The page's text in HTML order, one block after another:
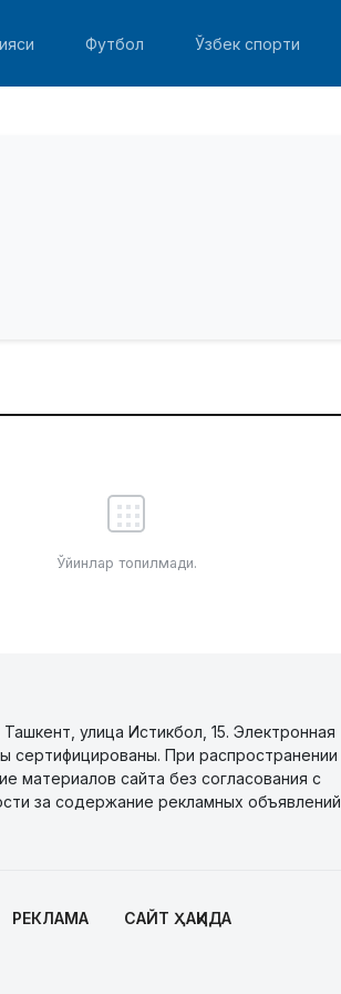
Футбол Ўзбек спорти
Ўйинлар топилмади.
улица Истикбол, 15. Электронная
сертифицированы. При распространении
материалов сайта без согласования с
за содержание рекламных объявлений,
РЕКЛАМА САЙТ ҲАҚИДА